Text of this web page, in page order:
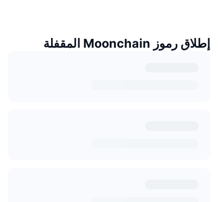
إطلاق رموز Moonchain المقفلة